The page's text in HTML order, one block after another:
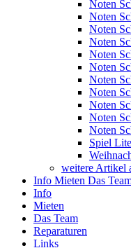
Noten
Noten
Noten
Noten
Noten
Noten
Noten
Noten
Noten
Noten
Noten
Spiel
weitere Artikel
Info Mieten Das
Info
Mieten
Das Team
Reparaturen
Links